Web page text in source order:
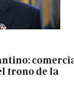
trono de la